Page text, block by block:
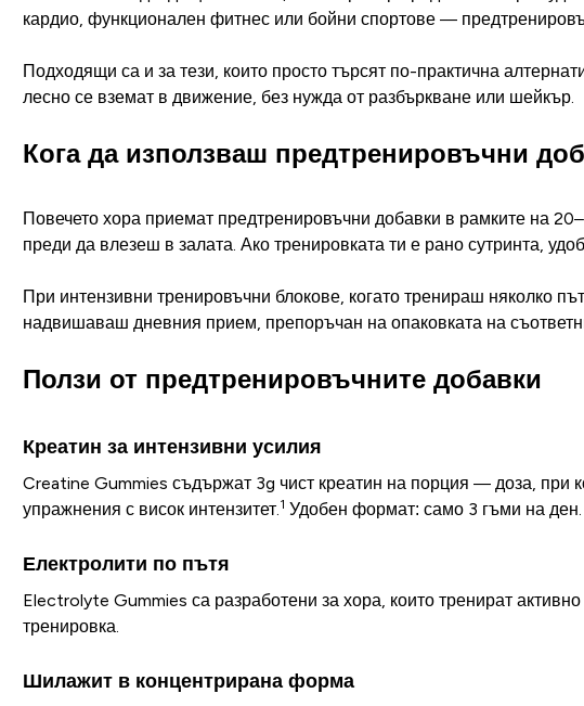
кардио, функционален фитнес или бойни спортове —
Подходящи са и за тези, които просто търсят по-практична
лесно се вземат в движение, без нужда от разбъркване или шейкър.
Кога да използваш предтренировъчни
Повечето хора приемат предтренировъчни добавки в рамките на
преди да влезеш в залата. Ако тренировката ти е рано сутринта,
При интензивни тренировъчни блокове, когато тренираш няколко
надвишаваш дневния прием, препоръчан на опаковката на
Ползи от предтренировъчните добавки
Креатин за интензивни усилия
Creatine Gummies съдържат 3g чист креатин на порция — доза, при
упражнения с висок интензитет. 1 Удобен формат: само 3 гъми на ден.
Електролити по пътя
Electrolyte Gummies са разработени за хора, които тренират
тренировка.
Шилажит в концентрирана форма